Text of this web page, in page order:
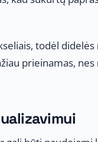
todėl
prieinamas,